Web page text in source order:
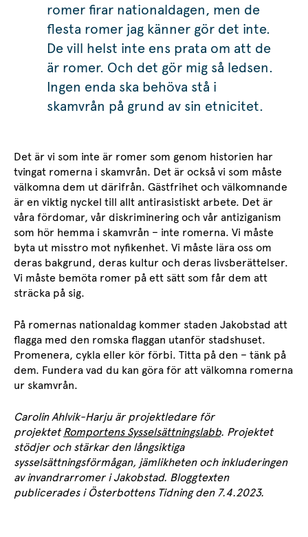
romer firar nationaldagen, men de
flesta romer jag känner gör det inte.
De vill helst inte ens prata om att de
är romer. Och det gör mig så ledsen.
Ingen enda ska behöva stå i
skamvrån på grund av sin etnicitet.
Det är vi som inte är romer som genom historien har
tvingat romerna i skamvrån. Det är också vi som måste
välkomna dem ut därifrån. Gästfrihet och välkomnande
är en viktig nyckel till allt antirasistiskt arbete. Det är
våra fördomar, vår diskriminering och vår antiziganism
som hör hemma i skamvrån – inte romerna. Vi måste
byta ut misstro mot nyfikenhet. Vi måste lära oss om
deras bakgrund, deras kultur och deras livsberättelser.
Vi måste bemöta romer på ett sätt som får dem att
sträcka på sig.
På romernas nationaldag kommer staden Jakobstad att
flagga med den romska flaggan utanför stadshuset.
Promenera, cykla eller kör förbi. Titta på den – tänk på
dem. Fundera vad du kan göra för att välkomna romerna
ur skamvrån.
Carolin Ahlvik-Harju är projektledare för
projektet Romportens Sysselsättningslabb. Projektet
stödjer och stärkar den långsiktiga
sysselsättningsförmågan, jämlikheten och inkluderingen
av invandrarromer i Jakobstad. Bloggtexten
publicerades i Österbottens Tidning den 7.4.2023.